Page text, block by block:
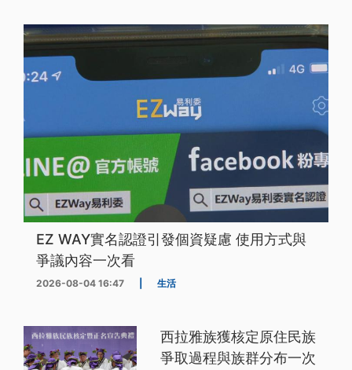
EZ WAY實名認證引發個資疑慮 使用方式與
爭議內容一次看
2026-08-04 16:47 生活
西拉雅族獲核定原住民族
爭取過程與族群分布一次